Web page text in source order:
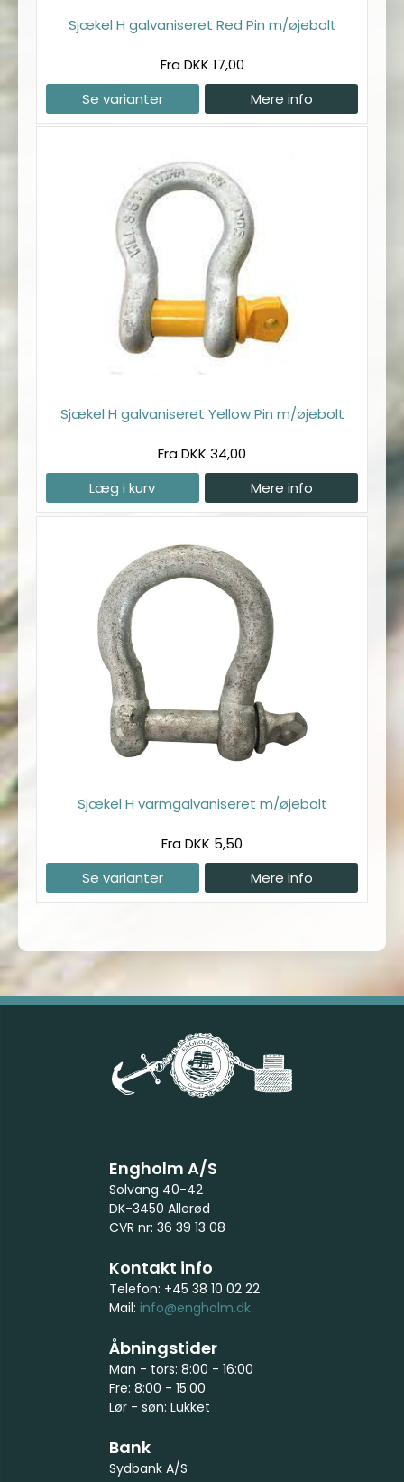
Sjækel H galvaniseret Red Pin m/øjebolt
Fra DKK 17,00
Se varianter
Mere info
Sjækel H galvaniseret Yellow Pin m/øjebolt
Fra DKK 34,00
Læg i kurv
Mere info
Sjækel H varmgalvaniseret m/øjebolt
Fra DKK 5,50
Se varianter
Mere info
Engholm A/S
Solvang 40-42
DK-3450 Allerød
CVR nr: 36 39 13 08
Kontakt info
Telefon: +45 38 10 02 22
Mail: info@engholm.dk
Åbningstider
Man - tors: 8:00 - 16:00
Fre: 8:00 - 15:00
Lør - søn: Lukket
Bank
Sydbank A/S